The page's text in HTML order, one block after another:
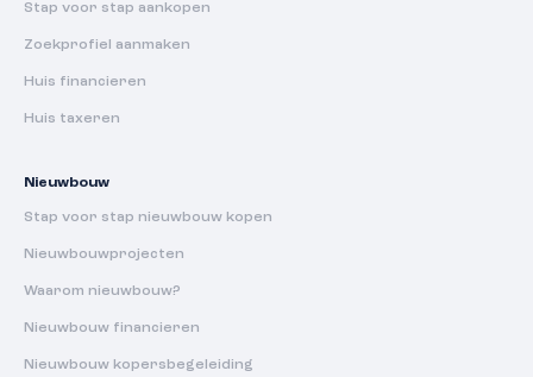
Stap voor stap aankopen
Zoekprofiel aanmaken
Huis financieren
Huis taxeren
Nieuwbouw
Stap voor stap nieuwbouw kopen
Nieuwbouwprojecten
Waarom nieuwbouw?
Nieuwbouw financieren
Nieuwbouw kopersbegeleiding